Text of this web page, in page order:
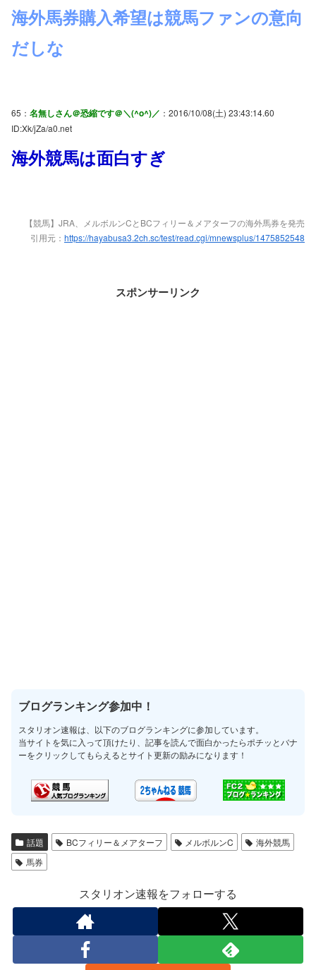
海外馬券購入希望は競馬ファンの意向
だしな
65： 名無しさん＠恐縮です＠＼(^o^)／ ：2016/10/08(土) 23:43:14.60
ID:Xk/jZa/a0.net
海外競馬は面白すぎ
【競馬】JRA、メルボルンCとBCフィリー＆メアターフの海外馬券を発売
引用元： https://hayabusa3.2ch.sc/test/read.cgi/mnewsplus/1475852548
スポンサーリンク
ブログランキング参加中！
スタリオン速報は、以下のブログランキングに参加しています。
当サイトを気に入って頂けたり、記事を読んで面白かったらポチッとバナ
ーをクリックしてもらえるとサイト更新の励みになります！
話題 BCフィリー＆メアターフ メルボルンC
海外競馬
馬券
スタリオン速報をフォローする